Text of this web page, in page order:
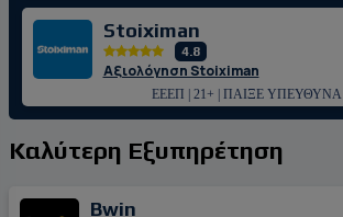
Stoiximan
4.8
Αξιολόγηση Stoiximan
ΕΕΕΠ | 21+ | ΠΑΙΞΕ ΥΠΕΥΘΥΝΑ
Καλύτερη Εξυπηρέτηση
Bwin